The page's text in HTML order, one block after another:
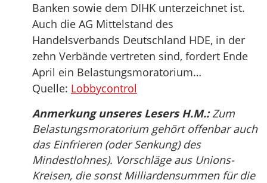
Banken sowie dem DIHK unterzeichnet ist.
Auch die AG Mittelstand des
Handelsverbands Deutschland HDE, in der
zehn Verbände vertreten sind, fordert Ende
April ein Belastungsmoratorium…
Quelle: Lobbycontrol
Anmerkung unseres Lesers H.M.:Zum
Belastungsmoratorium gehört offenbar auch
das Einfrieren (oder Senkung) des
Mindestlohnes). Vorschläge aus Unions-
Kreisen, die sonst Milliardensummen für die